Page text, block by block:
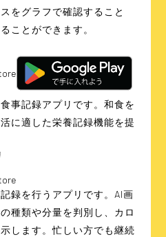
をグラフで確認すること
ことができます。
事記録アプリです。和食を
に適した栄養記録機能を提
録を行うアプリです。AI画
種類や分量を判別し、カロ
します。忙しい方でも継続